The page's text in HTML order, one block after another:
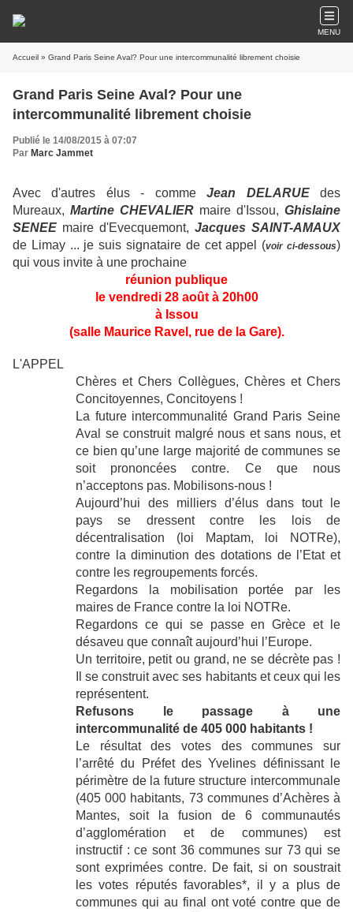
MENU
Accueil » Grand Paris Seine Aval? Pour une intercommunalité librement choisie
Grand Paris Seine Aval? Pour une
intercommunalité librement choisie
Publié le 14/08/2015 à 07:07
Par Marc Jammet
Avec d'autres élus - commeJean DELARUEdes
Mureaux, Martine CHEVALIER maire d'Issou, Ghislaine
SENEE maire d'Evecquemont, Jacques SAINT-AMAUX
de Limay ... je suis signataire de cet appel (voir ci-dessous)
qui vous invite à une prochaine
réunion publique
le vendredi 28 août à 20h00
à Issou
(salle Maurice Ravel, rue de la Gare).
L'APPEL
Chères et Chers Collègues, Chères et Chers
Concitoyennes, Concitoyens !
La future intercommunalité Grand Paris Seine
Aval se construit malgré nous et sans nous, et
ce bien qu’une large majorité de communes se
soit prononcées contre. Ce que nous
n’acceptons pas. Mobilisons-nous !
Aujourd’hui des milliers d’élus dans tout le
pays se dressent contre les lois de
décentralisation (loi Maptam, loi NOTRe),
contre la diminution des dotations de l’Etat et
contre les regroupements forcés.
Regardons la mobilisation portée par les
maires de France contre la loi NOTRe.
Regardons ce qui se passe en Grèce et le
désaveu que connaît aujourd’hui l’Europe.
Un territoire, petit ou grand, ne se décrète pas !
Il se construit avec ses habitants et ceux qui les
représentent.
Refusons le passage à une
intercommunalité de 405 000 habitants !
Le résultat des votes des communes sur
l’arrêté du Préfet des Yvelines définissant le
périmètre de la future structure intercommunale
(405 000 habitants, 73 communes d’Achères à
Mantes, soit la fusion de 6 communautés
d’agglomération et de communes) est
instructif : ce sont 36 communes sur 73 qui se
sont exprimées contre. De fait, si on soustrait
les votes réputés favorables*, il y a plus de
communes qui au final ont voté contre que de